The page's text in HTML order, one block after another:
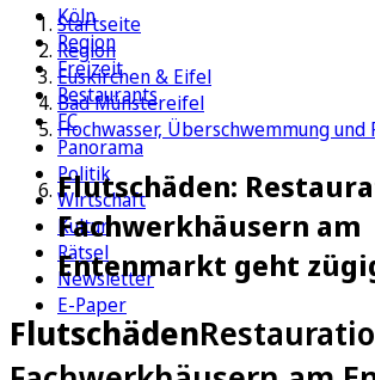
Köln
Region
Freizeit
Restaurants
FC
Panorama
Politik
Wirtschaft
Kultur
Rätsel
Newsletter
E-Paper
Startseite
Region
Euskirchen & Eifel
Bad Münstereifel
Hochwasser, Überschwemmung und
Flutschäden:
Fachwerkhäusern am
Entenmarkt geht
Flutschäden